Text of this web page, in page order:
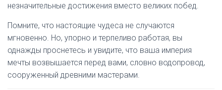
незначительные достижения вместо великих побед.
Помните, что настоящие чудеса не случаются
мгновенно. Но, упорно и терпеливо работая, вы
однажды проснетесь и увидите, что ваша империя
мечты возвышается перед вами, словно водопровод,
сооруженный древними мастерами.